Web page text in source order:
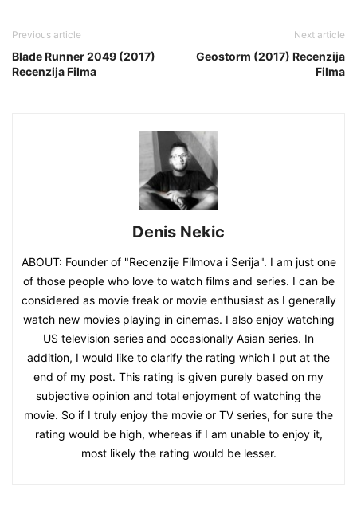
Previous article
Blade Runner 2049 (2017)
Recenzija Filma
Next article
Geostorm (2017) Recenzija
Filma
Denis Nekic
ABOUT: Founder of "Recenzije Filmova i Serija". I am just one
of those people who love to watch films and series. I can be
considered as movie freak or movie enthusiast as I generally
watch new movies playing in cinemas. I also enjoy watching
US television series and occasionally Asian series. In
addition, I would like to clarify the rating which I put at the
end of my post. This rating is given purely based on my
subjective opinion and total enjoyment of watching the
movie. So if I truly enjoy the movie or TV series, for sure the
rating would be high, whereas if I am unable to enjoy it,
most likely the rating would be lesser.